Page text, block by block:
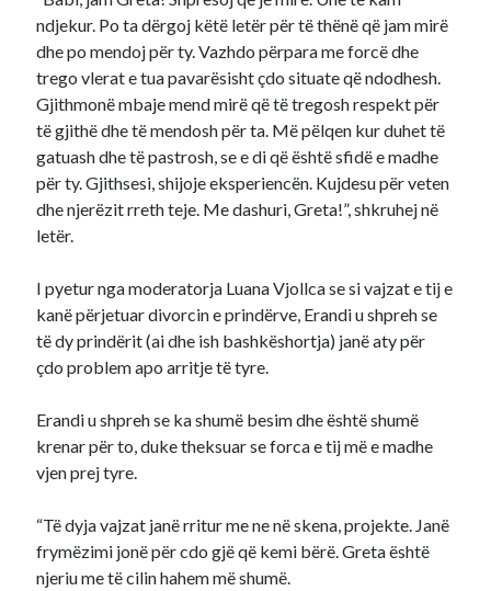
ndjekur. Po ta dërgoj këtë letër për të thënë që jam mirë
dhe po mendoj për ty. Vazhdo përpara me forcë dhe
trego vlerat e tua pavarësisht çdo situate që ndodhesh.
Gjithmonë mbaje mend mirë që të tregosh respekt për
të gjithë dhe të mendosh për ta. Më pëlqen kur duhet të
gatuash dhe të pastrosh, se e di që është sfidë e madhe
për ty. Gjithsesi, shijoje eksperiencën. Kujdesu për veten
dhe njerëzit rreth teje. Me dashuri, Greta!”, shkruhej në
letër.
I pyetur nga moderatorja Luana Vjollca se si vajzat e tij e
kanë përjetuar divorcin e prindërve, Erandi u shpreh se
të dy prindërit (ai dhe ish bashkëshortja) janë aty për
çdo problem apo arritje të tyre.
Erandi u shpreh se ka shumë besim dhe është shumë
krenar për to, duke theksuar se forca e tij më e madhe
vjen prej tyre.​
“Të dyja vajzat janë rritur me ne në skena, projekte. Janë
frymëzimi jonë për cdo gjë që kemi bërë. Greta është
njeriu me të cilin hahem më shumë.